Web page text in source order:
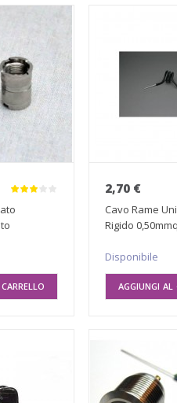
2,70 €
Cavo Rame
Rigido
Disponibile
AGGIUNGI AL